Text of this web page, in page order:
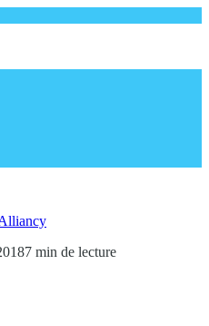
7 min de lecture